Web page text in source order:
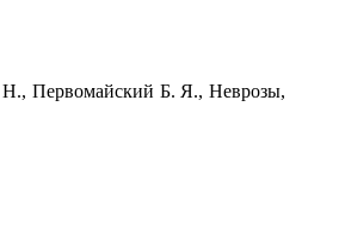
Первомайский Б. Я., Неврозы,